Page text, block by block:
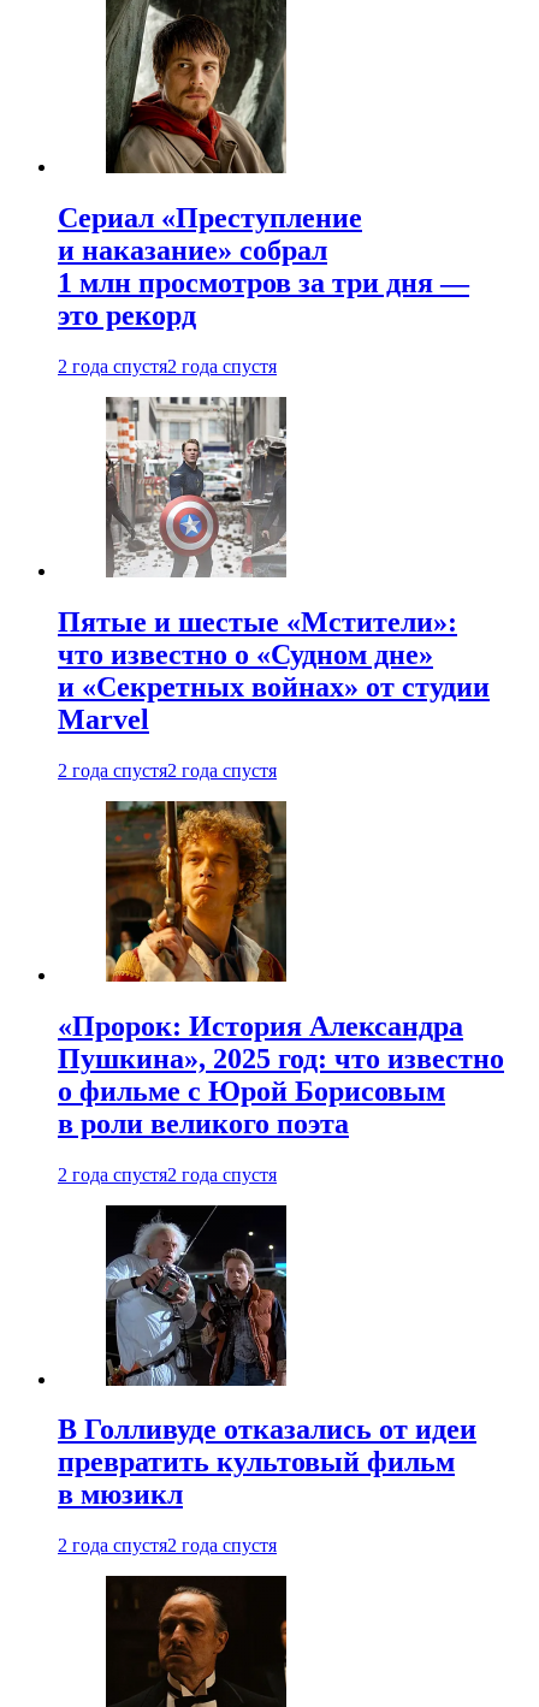
Сериал «Преступление
и наказание» собрал
1 млн просмотров за три дня —
это рекорд
2 года спустя2 года спустя
Пятые и шестые «Мстители»:
что известно о «Судном дне»
и «Секретных войнах» от студии
Marvel
2 года спустя2 года спустя
«Пророк: История Александра
Пушкина», 2025 год: что известно
о фильме с Юрой Борисовым
в роли великого поэта
2 года спустя2 года спустя
В Голливуде отказались от идеи
превратить культовый фильм
в мюзикл
2 года спустя2 года спустя